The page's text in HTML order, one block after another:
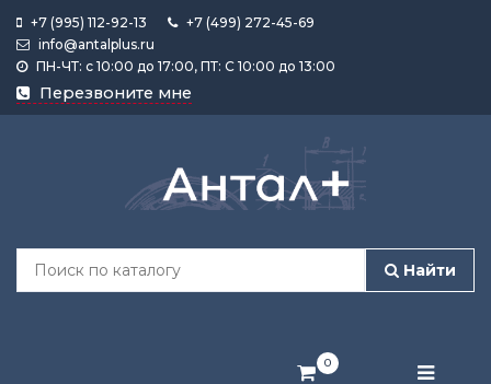
+7 (995) 112-92-13
+7 (499) 272-45-69
info@antalplus.ru
ПН-ЧТ: с 10:00 до 17:00, ПТ: С 10:00 до 13:00
Перезвоните мне
Найти
0
Каталог
продукции
Лента